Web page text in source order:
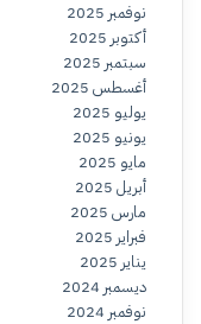
نوفمبر 2025
أكتوبر 2025
سبتمبر 2025
أغسطس 2025
يوليو 2025
يونيو 2025
مايو 2025
أبريل 2025
مارس 2025
فبراير 2025
يناير 2025
ديسمبر 2024
نوفمبر 2024